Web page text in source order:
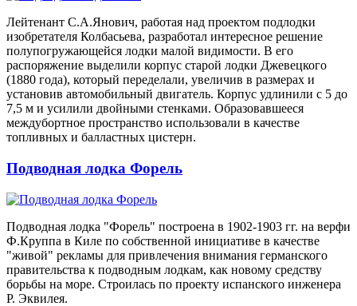
Лейтенант С.А.Янович, работая над проектом подлодки
изобретателя Колбасьева, разработал интересное решение
полупогружающейся лодки малой видимости. В его
распоряжение выделили корпус старой лодки Джевецкого
(1880 года), который переделали, увеличив в размерах и
установив автомобильный двигатель. Корпус удлинили с 5 до
7,5 м и усилили двойными стенками. Образовавшееся
междубортное пространство использовали в качестве
топливных и балластных цистерн.
Подводная лодка Форель
Подводная лодка "Форель" построена в 1902-1903 гг. на верфи
Ф.Круппа в Киле по собственной инициативе в качестве
"живой" рекламы для привлечения внимания германского
правительства к подводным лодкам, как новому средству
борьбы на море. Строилась по проекту испанского инженера
Р. Эквилея.